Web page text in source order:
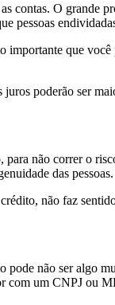
contas. O
pessoas
importante que você
poderão ser
, para não correr o
das pessoas.
não faz
não ser
com um CNPJ ou